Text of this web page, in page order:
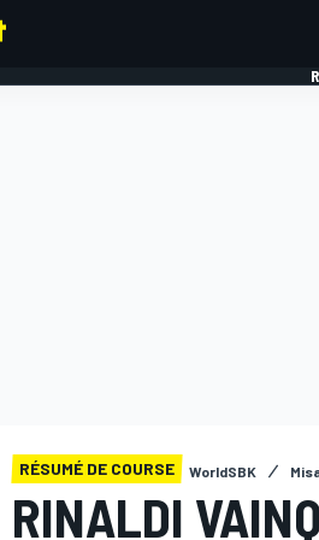
RÉSUMÉ DE COURSE WorldSBK
RINALDI